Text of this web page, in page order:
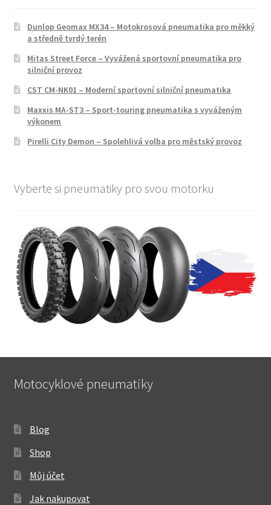
Dunlop Geomax MX34 – Motokrosová pneumatika pro měkký
a středně tvrdý terén
Mitas Street Force – Vyvážená sportovní pneumatika pro
silniční provoz
CST CM-NK01 – Moderní sportovní silniční pneumatika
Maxxis MA-ST3 – Sport-touring pneumatika s vyváženým
výkonem
Pirelli City Demon – Spolehlivá volba pro městský provoz
Vyberte si pneumatiky pro svou motorku
Motocyklové pneumatiky
Blog
Shop
Můj účet
Jak nakupovat